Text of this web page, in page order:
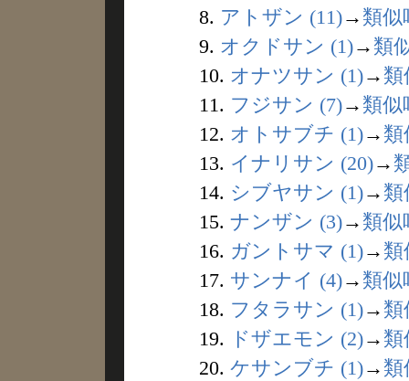
8. アトザン (11)→ 類似
9. オクドサン (1)→ 類
10. オナツサン (1)→ 類
11. フジサン (7)→ 類似
12. オトサブチ (1)→ 類
13. イナリサン (20)→
14. シブヤサン (1)→ 類
15. ナンザン (3)→ 類似
16. ガントサマ (1)→ 類
17. サンナイ (4)→ 類似
18. フタラサン (1)→ 類
19.
ドザエモン (2)→ 類
20. ケサンブチ (1)→ 類